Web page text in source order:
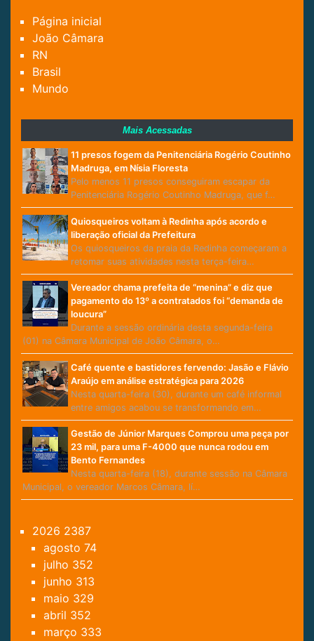
Página inicial
João Câmara
RN
Brasil
Mundo
Mais Acessadas
11 presos fogem da Penitenciária Rogério Coutinho
Madruga, em Nísia Floresta
Pelo menos 11 presos conseguiram escapar da
Penitenciária Rogério Coutinho Madruga, que f…
Quiosqueiros voltam à Redinha após acordo e
liberação oficial da Prefeitura
Os quiosqueiros da praia da Redinha começaram a
retomar suas atividades nesta terça-feira…
Vereador chama prefeita de “menina” e diz que
pagamento do 13º a contratados foi “demanda de
loucura”
Durante a sessão ordinária desta segunda-feira
(01) na Câmara Municipal de João Câmara, o…
Café quente e bastidores fervendo: Jasão e Flávio
Araújo em análise estratégica para 2026
Nesta quarta-feira (30), durante um café informal
entre amigos acabou se transformando em…
Gestão de Júnior Marques Comprou uma peça por
23 mil, para uma F-4000 que nunca rodou em
Bento Fernandes
Nesta quarta-feira (18), durante sessão na Câmara
Municipal, o vereador Marcos Câmara, lí…
2026 2387
agosto 74
julho 352
junho 313
maio 329
abril 352
março 333